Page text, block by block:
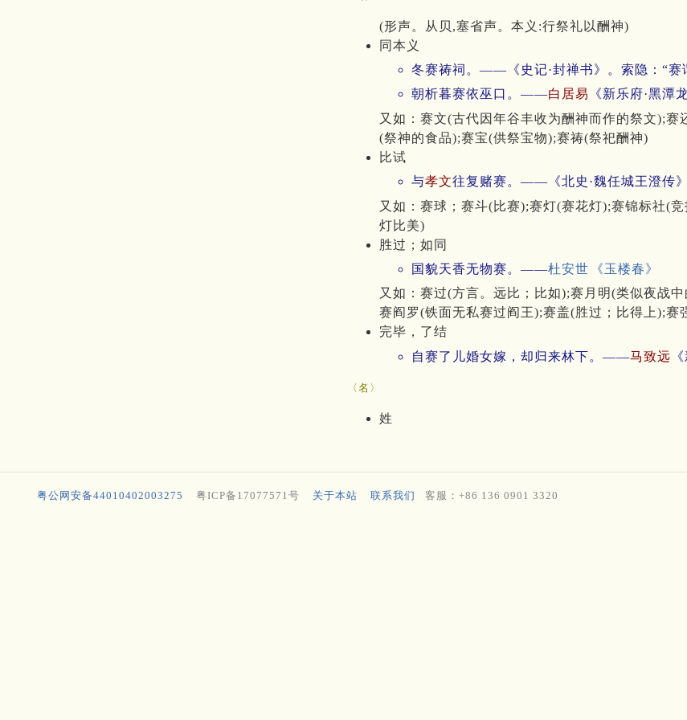
(形声。从贝,塞省声。本义:行祭礼以酬神)
同本义
冬赛祷祠。——《史记·封禅书》。索隐：“赛
朝析暮赛依巫口。——白居易
《新乐府·黑潭龙
又如：赛文(古代因年谷丰收为酬神而作的祭文);
(祭神的食品);赛宝(供祭宝物);赛祷(祭祀酬神)
比试
与孝文往复赌赛。——《北史·魏任城王澄传》
又如：赛球；赛斗(比赛);赛灯(赛花灯);赛锦标社(
灯比美)
胜过；如同
国貌天香无物赛。——杜安世
《玉楼春》
又如：赛过(方言。远比；比如);赛月明(类似夜战
赛阎罗(铁面无私赛过阎王);赛盖(胜过；比得上);
完毕，了结
自赛了儿婚女嫁，却归来林下。——马致远
〈名〉
姓
粤公网安备44010402003275 粤ICP备17077571号 关于本站 联系我们 客服：+86 136 0901 3320